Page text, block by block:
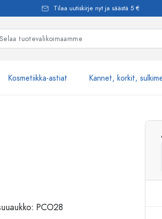
Tilaa uutiskirje nyt ja säästä 5 €
Kosmetiikka-astiat Kannet, korkit,
Spraypullot
Roll-